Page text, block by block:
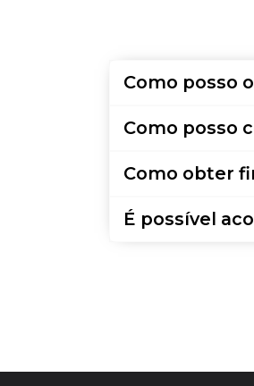
Como posso
Como posso
Como obter
É possível